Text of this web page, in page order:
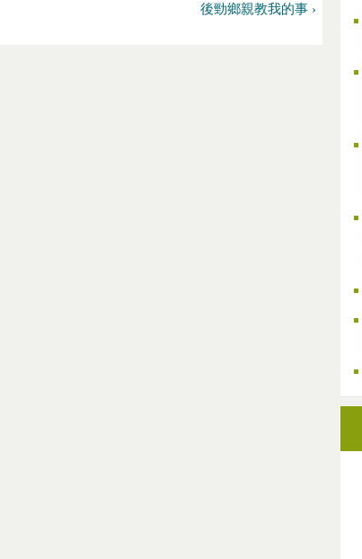
後勁鄉親教我的事 ›